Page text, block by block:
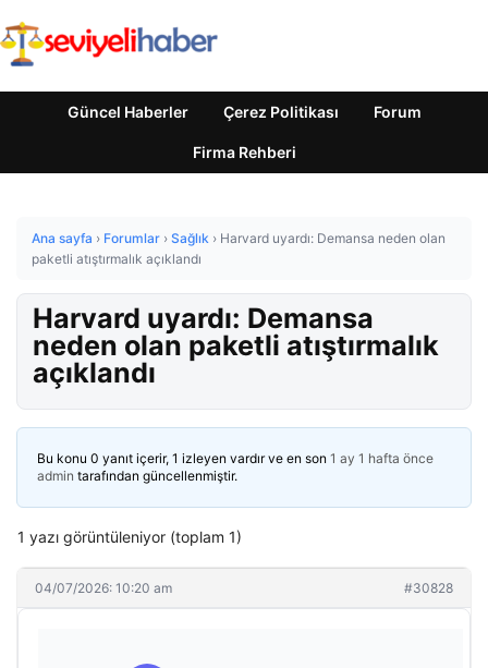
Güncel Haberler Çerez Politikası Forum
Firma Rehberi
Ana sayfa › Forumlar › Sağlık › Harvard uyardı: Demansa neden olan
paketli atıştırmalık açıklandı
Harvard uyardı: Demansa
neden olan paketli atıştırmalık
açıklandı
Bu konu 0 yanıt içerir, 1 izleyen vardır ve en son 1 ay 1 hafta önce
admin tarafından güncellenmiştir.
1 yazı görüntüleniyor (toplam 1)
04/07/2026: 10:20 am #30828